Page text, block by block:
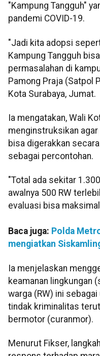
"Kampung Tangguh"
pandemi COVID-19.
"Jadi kita adopsi
Kampung Tangguh
permasalahan di
Pamong Praja (Satpol
Kota Surabaya, Jumat.
Ia mengatakan, Wali
menginstruksikan agar
bisa digerakkan
sebagai percontohan.
"Total ada sekitar
awalnya 500 RW
evaluasi bisa
Baca juga: Polda
mengiatkan
Ia menjelaskan
keamanan lingkungan
warga (RW) ini
tindak kriminalitas
bermotor (curanmor).
Menurut Fikser,